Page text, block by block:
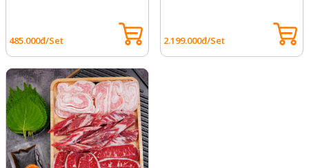
485.000đ/Set 2.199.000đ/Set